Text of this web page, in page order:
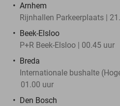
Arnhem
Rijnhallen Parkeerplaats |
Beek-Elsloo
P+R Beek-Elsloo | 00.45 uur
Breda
Internationale bushalte
01.00 uur
Den Bosch